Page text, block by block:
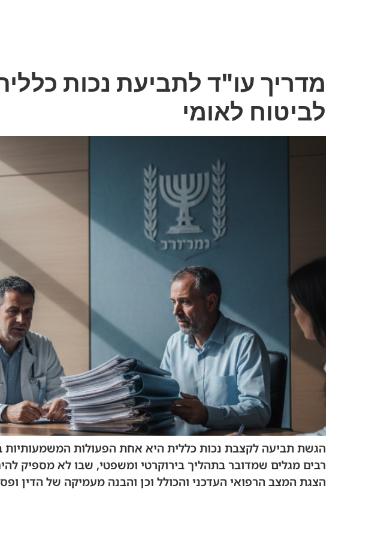
מדריך עו"ד לתביעת נכות
לביטוח לאומי
הגשת תביעה לקצבת נכות כללית היא אחת הפעולות המשמעותיות
רבים מגלים שמדובר בתהליך בירוקרטי ומשפטי, שבו לא מספיק
הצגת המצב הרפואי העדכני והכולל וכן והבנה מעמיקה של הדין